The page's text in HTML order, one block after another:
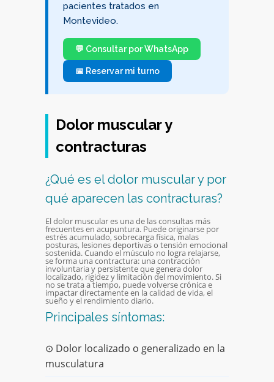
pacientes tratados en
Montevideo.
💬 Consultar por WhatsApp
📅 Reservar mi turno
Dolor muscular y
contracturas
¿Qué es el dolor muscular y por
qué aparecen las contracturas?
El dolor muscular es una de las consultas más
frecuentes en acupuntura. Puede originarse por
estrés acumulado, sobrecarga física, malas
posturas, lesiones deportivas o tensión emocional
sostenida. Cuando el músculo no logra relajarse,
se forma una contractura: una contracción
involuntaria y persistente que genera dolor
localizado, rigidez y limitación del movimiento. Si
no se trata a tiempo, puede volverse crónica e
impactar directamente en la calidad de vida, el
sueño y el rendimiento diario.
Principales síntomas:
⊙ Dolor localizado o generalizado en la
musculatura